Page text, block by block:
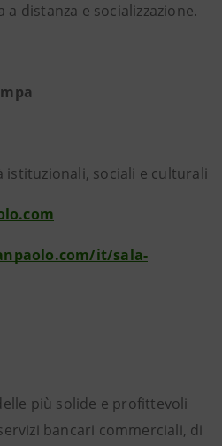
distanza e socializzazione.
istituzionali, sociali e culturali
it/sala-
più solide e profittevoli
bancari commerciali, di